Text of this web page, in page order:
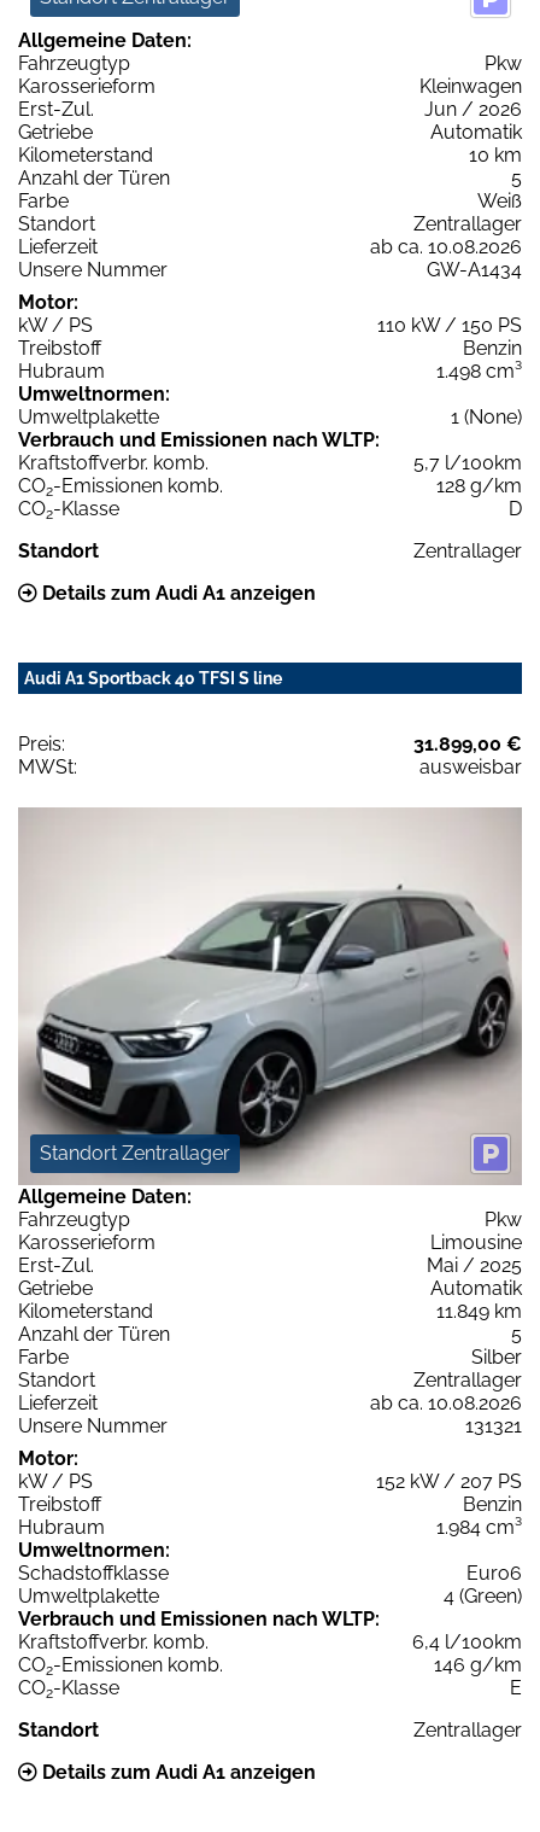
Allgemeine Daten:
Fahrzeugtyp
Pkw
Karosserieform
Kleinwagen
Erst-Zul.
Jun / 2026
Getriebe
Automatik
Kilometerstand
10 km
Anzahl der Türen
5
Farbe
Weiß
Standort
Zentrallager
Lieferzeit
ab ca. 10.08.2026
Unsere Nummer
GW-A1434
Motor:
kW / PS
110 kW / 150 PS
Treibstoff
Benzin
Hubraum
1.498 cm³
Umweltnormen:
Umweltplakette
1 (None)
Verbrauch und Emissionen nach WLTP:
Kraftstoffverbr. komb.
5,7 l/100km
CO2-Emissionen komb.
128 g/km
CO2-Klasse
D
Standort
Zentrallager
Details zum Audi A1 anzeigen
Audi A1 Sportback 40 TFSI S line
Preis:
31.899,00 €
MWSt:
ausweisbar
Standort Zentrallager
Allgemeine Daten:
Fahrzeugtyp
Pkw
Karosserieform
Limousine
Erst-Zul.
Mai / 2025
Getriebe
Automatik
Kilometerstand
11.849 km
Anzahl der Türen
5
Farbe
Silber
Standort
Zentrallager
Lieferzeit
ab ca. 10.08.2026
Unsere Nummer
131321
Motor:
kW / PS
152 kW / 207 PS
Treibstoff
Benzin
Hubraum
1.984 cm³
Umweltnormen:
Schadstoffklasse
Euro6
Umweltplakette
4 (Green)
Verbrauch und Emissionen nach WLTP:
Kraftstoffverbr. komb.
6,4 l/100km
CO2-Emissionen komb.
146 g/km
CO2-Klasse
E
Standort
Zentrallager
Details zum Audi A1 anzeigen